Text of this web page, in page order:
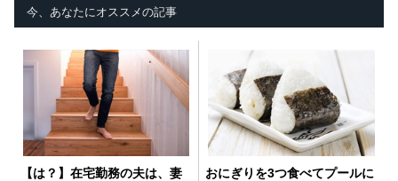
今、あなたにオススメの記事
【は？】在宅勤務の夫は、妻
おにぎりを3つ食べてプールに